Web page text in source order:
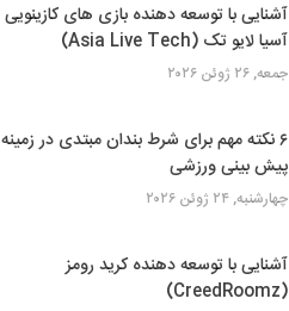
آشنایی با توسعه دهنده بازی های کازینویی
آسیا لایو تک (Asia Live Tech)
جمعه, ۲۶ ژوئن ۲۰۲۶
۶ نکته مهم برای شرط بندان مبتدی در زمینه
پیش بینی ورزشی
چهارشنبه, ۲۴ ژوئن ۲۰۲۶
آشنایی با توسعه دهنده کرید رومز
(CreedRoomz)